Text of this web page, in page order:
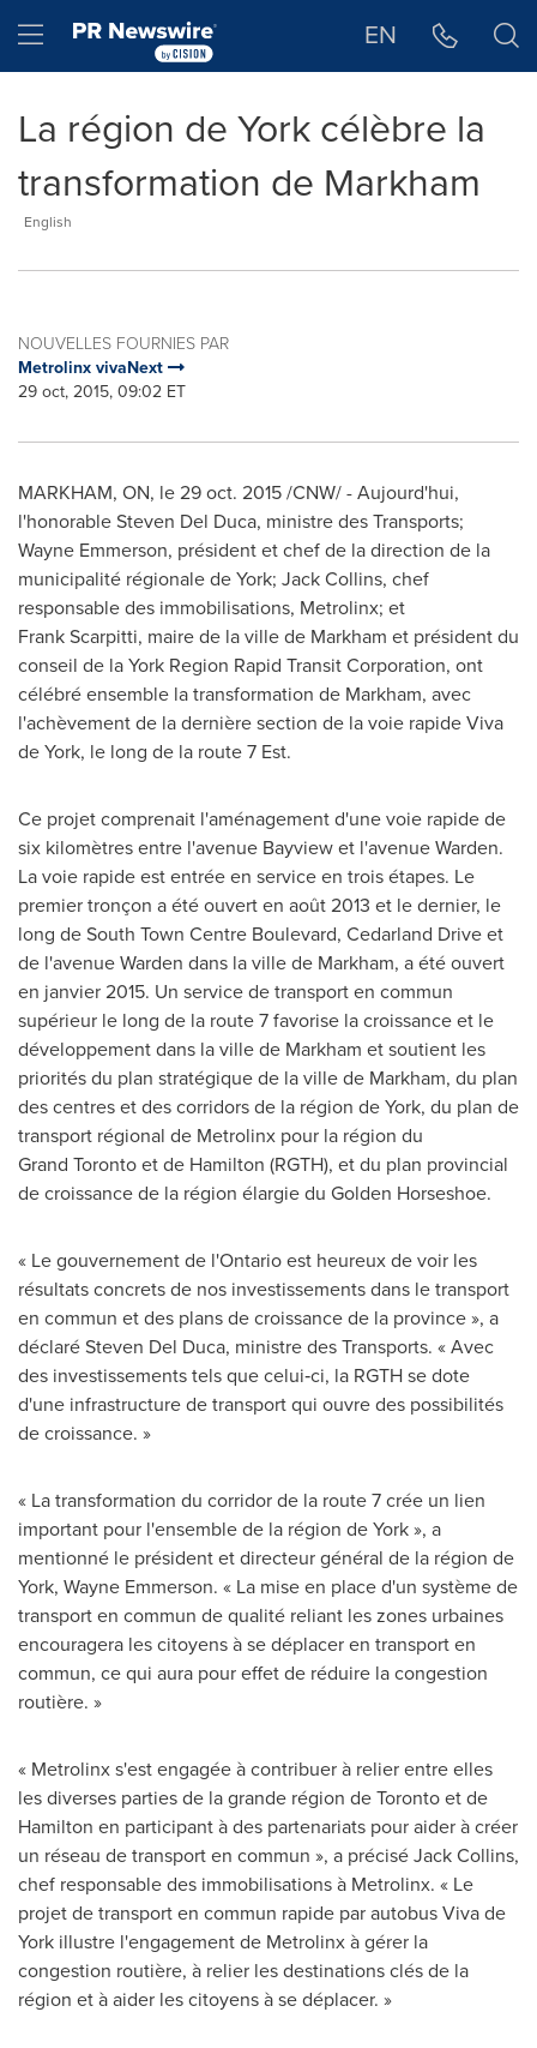
Hamburger menu EN
La région de York célèbre la
transformation de Markham
English
NOUVELLES FOURNIES PAR
Metrolinx vivaNext
29 oct, 2015, 09:02 ET
MARKHAM, ON, le 29 oct. 2015 /CNW/ - Aujourd'hui,
l'honorable Steven Del Duca, ministre des Transports;
Wayne Emmerson, président et chef de la direction de la
municipalité régionale de York; Jack Collins, chef
responsable des immobilisations, Metrolinx; et
Frank Scarpitti, maire de la ville de Markham et président du
conseil de la York Region Rapid Transit Corporation, ont
célébré ensemble la transformation de Markham, avec
l'achèvement de la dernière section de la voie rapide Viva
de York, le long de la route 7 Est.
Ce projet comprenait l'aménagement d'une voie rapide de
six kilomètres entre l'avenue Bayviewet l'avenue Warden.
La voie rapide est entrée en service en trois étapes. Le
premier tronçon a été ouvert en août 2013 et le dernier, le
long de South Town Centre Boulevard, Cedarland Drive et
de l'avenue Warden dans la ville de Markham, a été ouvert
en janvier 2015. Un service de transport en commun
supérieur le long de la route 7 favorise la croissance et le
développement dans la ville de Markham et soutient les
priorités du plan stratégique de la ville de Markham, du plan
des centres et des corridors de la région de York, du plan de
transport régional de Metrolinx pour la région du
Grand Toronto et de Hamilton (RGTH), et du plan provincial
de croissance de la région élargie du Golden Horseshoe.
« Le gouvernement de l'Ontarioest heureux de voir les
résultats concrets de nos investissements dans le transport
en commun et des plans de croissance de la province », a
déclaré Steven Del Duca, ministre des Transports. « Avec
des investissements tels que celui‑ci, la RGTH se dote
d'une infrastructure de transport qui ouvre des possibilités
de croissance. »
« La transformation du corridor de la route 7 crée un lien
important pour l'ensemble de la région de York », a
mentionné le président et directeur général de la région de
York, Wayne Emmerson. « La mise en place d'un système de
transport en commun de qualité reliant les zones urbaines
encouragera les citoyens à se déplacer en transport en
commun, ce qui aura pour effet de réduire la congestion
routière. »
« Metrolinx s'est engagée à contribuer à relier entre elles
les diverses parties de la grande région deTorontoet de
Hamilton en participant à des partenariats pour aider à créer
un réseau de transport en commun », a précisé Jack Collins,
chef responsable des immobilisations à Metrolinx. « Le
projet de transport en commun rapide par autobusViva de
York illustre l'engagement de Metrolinx à gérer la
congestion routière, à relier les destinations clés de la
région et à aider les citoyens à se déplacer. »